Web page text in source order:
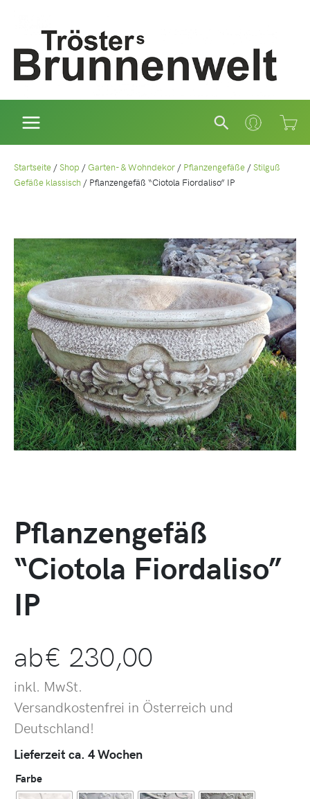
Suchen
Startseite /Shop /Garten- & Wohndekor / Pflanzengefäße /Stilguß
Gefäße klassisch / Pflanzengefäß “Ciotola Fiordaliso” IP
Pflanzengefäß
“Ciotola Fiordaliso”
IP
ab€ 230,00
inkl. MwSt.
Versandkostenfrei in Österreich und
Deutschland!
Lieferzeit ca. 4 Wochen
Farbe